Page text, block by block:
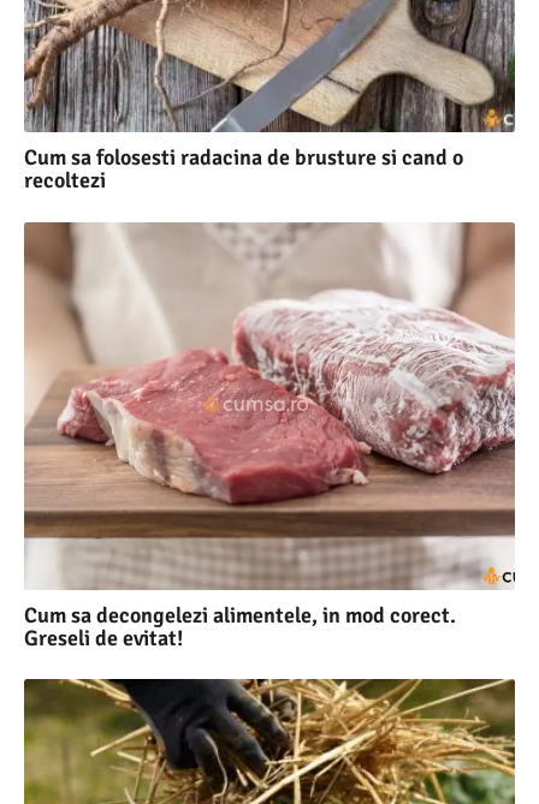
Cum sa folosesti radacina de brusture si cand o
recoltezi
Cum sa decongelezi alimentele, in mod corect.
Greseli de evitat!